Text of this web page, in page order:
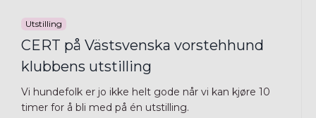
Utstilling
CERT på Västsvenska vorstehhund
klubbens utstilling
Vi hundefolk er jo ikke helt gode når vi kan kjøre 10
timer for å bli med på én utstilling.